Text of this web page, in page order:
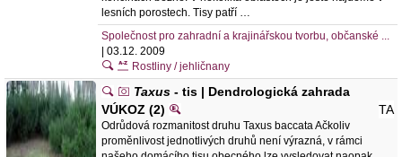
lesních porostech. Tisy patří …
Společnost pro zahradní a krajinářskou tvorbu, občanské ...
| 03.12. 2009
Rostliny / jehličnany
Taxus - tis | Dendrologická zahrada
VÚKOZ (2)
TA
Odrůdová rozmanitost druhu Taxus baccata Ačkoliv
proměnlivost jednotlivých druhů není výrazná, v rámci